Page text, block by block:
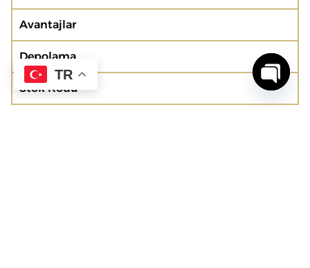
Avantajlar
Depolama
Stok Kodu
TR